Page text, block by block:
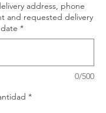
address, phone
and requested delivery
date *
0/500
*